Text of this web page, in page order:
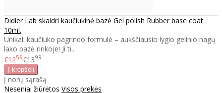
Didier Lab skaidri kaučiukinė bazė Gel polish Rubber base coat
10ml.
Unikali kaučiuko pagrindo formulė – aukščiausio lygio gelinio nagų
lako bazė rinkoje! Ji ti..
€1259€1399
Į norų sąrašą
Neseniai žiūrėtos Visos prekės